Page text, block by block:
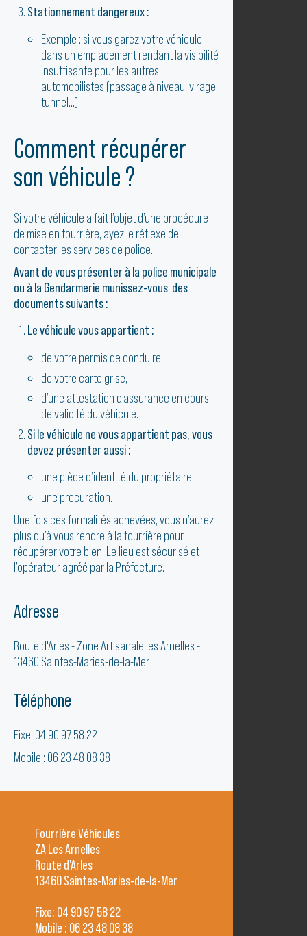
Stationnement dangereux :
Exemple : si vous garez votre véhicule
dans un emplacement rendant la visibilité
insuffisante pour les autres
automobilistes (passage à niveau, virage,
tunnel…).
Comment récupérer
son véhicule ?
Si votre véhicule a fait l’objet d’une procédure
de mise en fourrière, ayez le réflexe de
contacter les services de police.
Avant de vous présenter à la police municipale
ou à la Gendarmerie munissez-vous des
documents suivants :
Le véhicule vous appartient :
de votre permis de conduire,
de votre carte grise,
d’une attestation d’assurance en cours
de validité du véhicule.
Si le véhicule ne vous appartient pas, vous
devez présenter aussi :
une pièce d’identité du propriétaire,
une procuration.
Une fois ces formalités achevées, vous n’aurez
plus qu’à vous rendre à la fourrière pour
récupérer votre bien. Le lieu est sécurisé et
l’opérateur agréé par la Préfecture.
Adresse
Route d'Arles - Zone Artisanale les Arnelles -
13460 Saintes-Maries-de-la-Mer
Téléphone
Fixe: 04 90 97 58 22
Mobile : 06 23 48 08 38
Fourrière Véhicules
ZA Les Arnelles
Route d'Arles
13460 Saintes-Maries-de-la-Mer
Fixe: 04 90 97 58 22
Mobile : 06 23 48 08 38